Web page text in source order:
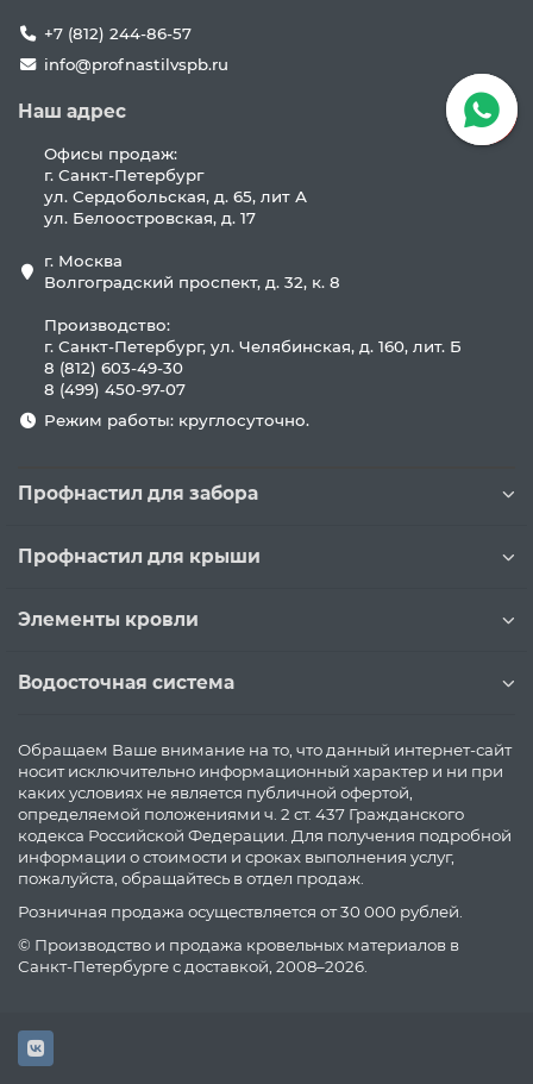
+7 (812) 244-86-57
info@profnastilvspb.ru
Наш адрес
Офисы продаж:
г. Санкт-Петербург
ул. Сердобольская, д. 65, лит А
ул. Белоостровская, д. 17
г. Москва
Волгоградский проспект, д. 32, к. 8
Производство:
г. Санкт-Петербург, ул. Челябинская, д. 160, лит. Б
8 (812) 603-49-30
8 (499) 450-97-07
Режим работы: круглосуточно.
Профнастил для забора
Профнастил для крыши
Элементы кровли
Водосточная система
Обращаем Ваше внимание на то, что данный интернет-сайт
носит исключительно информационный характер и ни при
каких условиях не является публичной офертой,
определяемой положениями ч. 2 ст. 437 Гражданского
кодекса Российской Федерации. Для получения подробной
информации о стоимости и сроках выполнения услуг,
пожалуйста, обращайтесь в отдел продаж.
Розничная продажа осуществляется от 30 000 рублей.
© Производство и продажа кровельных материалов в
Санкт-Петербурге с доставкой, 2008–2026.